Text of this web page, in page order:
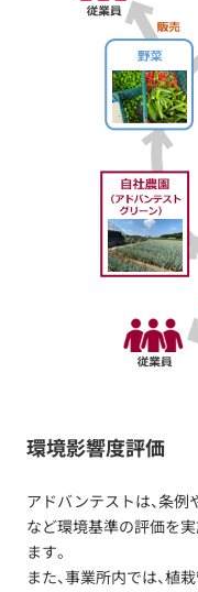
環境影響度評価
アドバンテストは、条例
など環境基準の評価を
ます。
また、事業所内では、植